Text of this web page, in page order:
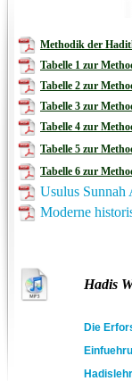
Methodik der
Tabelle 1 zur
Tabelle 2 zur
Tabelle 3 zur
Tabelle 4 zur
Tabelle 5 zur
Tabelle 6 zur
Usulus Sunnah
Moderne
Hadis
Die